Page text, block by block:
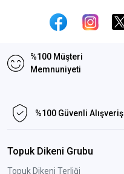
%100 Müşteri
Memnuniyeti
%100 Güvenli Alışveriş
Topuk Dikeni Grubu
Topuk Dikeni Terliği